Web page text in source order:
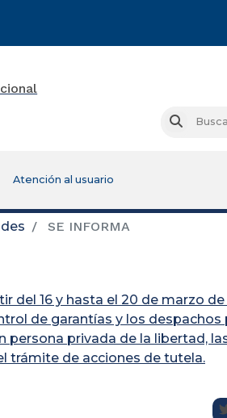
Buscar
Atención al usuario
SE INFORMA
del 16 y hasta el 20 de marzo
de garantías y los despachos
privada de la libertad,
trámite de acciones de tutela.